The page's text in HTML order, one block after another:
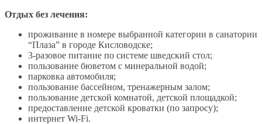
Отдых без лечения:
проживание в номере выбранной категории в санатории
“Плаза” в городе Кисловодске;
3-разовое питание по системе шведский стол;
пользование бюветом с минеральной водой;
парковка автомобиля;
пользование бассейном, тренажерным залом;
пользование детской комнатой, детской площадкой;
предоставление детской кроватки (по запросу);
интернет Wi-Fi.